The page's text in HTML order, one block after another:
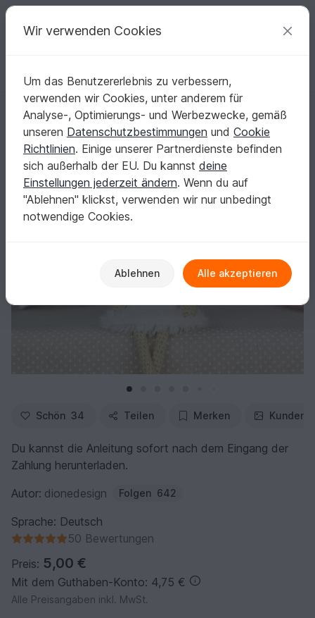
Deine kreativen Ideen
Deutsch | € (EUR) einloggen Kostenlos registrieren
Startseite Häkeln Festlichkeiten Weihnachten
Weihnachtsengel Hope (Schutzengel) - PDF Häkelanleitung
Weihnachtsengel Hope (Schutzengel) - PDF
Häkelanleitung
Schön 34 Teilen Merken
Du kannst die Anleitung sofort nach dem Eingang der
Zahlung herunterladen.
Autor: dionedesign Folgen 642
Sprache: Deutsch
50 Bewertungen
Preis: 5,00 €
Mit dem Guthaben-Konto: 4,75 €
Alle Preisangaben inkl. MwSt.
Wir verwenden Cookies
Um das Benutzererlebnis zu verbessern,
verwenden wir Cookies, unter anderem für
Analyse-, Optimierungs- und Werbezwecke, gemäß
unseren Datenschutzbestimmungen und Cookie
Richtlinien. Einige unserer Partnerdienste befinden
sich außerhalb der EU. Du kannst deine
Einstellungen jederzeit ändern. Wenn du auf
"Ablehnen" klickst, verwenden wir nur unbedingt
notwendige Cookies.
Ablehnen Alle akzeptieren